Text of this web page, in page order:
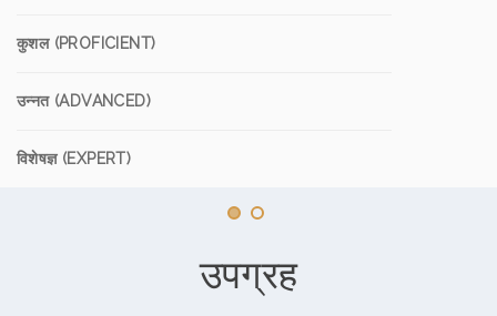
कुशल (PROFICIENT)
उन्नत (ADVANCED)
विशेषज्ञ (EXPERT)
उपग्रह